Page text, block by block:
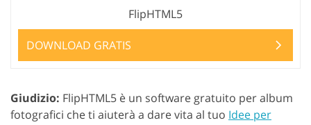
FlipHTML5
DOWNLOAD GRATIS
Giudizio: FlipHTML5 è un software gratuito per album
fotografici che ti aiuterà a dare vita al tuo Idee per